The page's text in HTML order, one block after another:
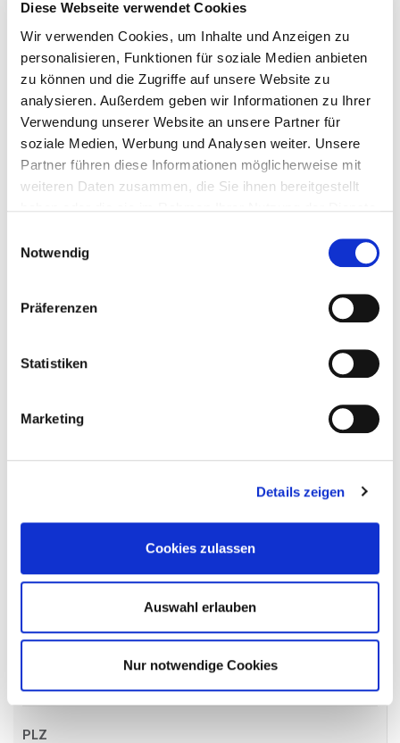
Diese Webseite verwendet Cookies
Wir verwenden Cookies, um Inhalte und Anzeigen zu
personalisieren, Funktionen für soziale Medien anbieten
zu können und die Zugriffe auf unsere Website zu
analysieren. Außerdem geben wir Informationen zu Ihrer
Verwendung unserer Website an unsere Partner für
soziale Medien, Werbung und Analysen weiter. Unsere
Partner führen diese Informationen möglicherweise mit
weiteren Daten zusammen, die Sie ihnen bereitgestellt
Notwendig
Präferenzen
Statistiken
Marketing
Details zeigen
Cookies zulassen
Auswahl erlauben
Nur notwendige Cookies
Bitte bieten Sie mir Flüge an
Persönliche Daten
Anrede
Name*
Telefon*
PLZ